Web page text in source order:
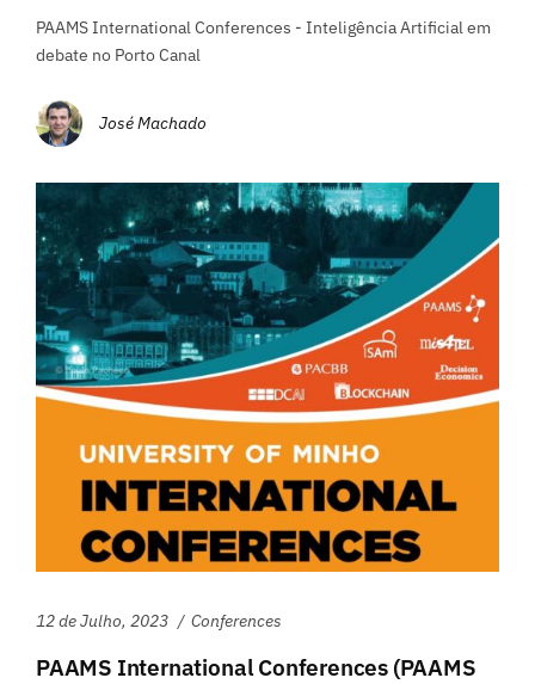
PAAMS International Conferences - Inteligência Artificial em
debate no Porto Canal
José Machado
12 de Julho, 2023 Conferences
PAAMS International Conferences (PAAMS